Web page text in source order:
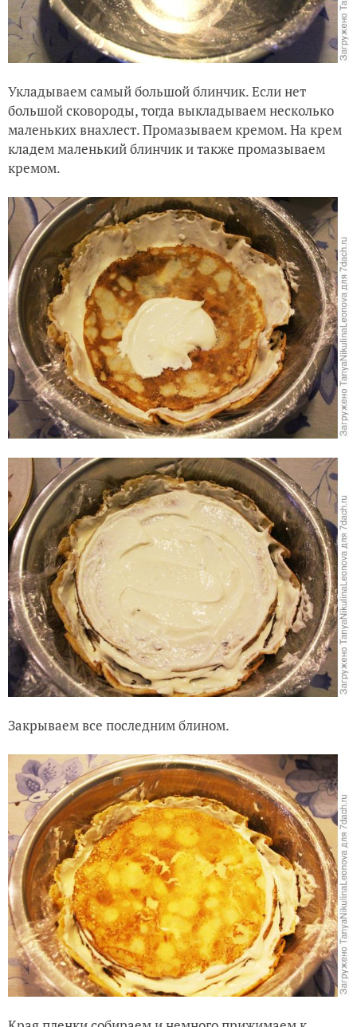
Укладываем самый большой блинчик. Если нет
большой сковороды, тогда выкладываем несколько
маленьких внахлест. Промазываем кремом. На крем
кладем маленький блинчик и также промазываем
кремом.
Закрываем все последним блином.